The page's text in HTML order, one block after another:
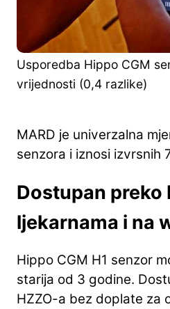
Usporedba Hippo CGM
vrijednosti (0,4 razlike)
MARD je univerzalna
senzora i iznosi izvrsnih
Dostupan preko
ljekarnama i na
Hippo CGM H1 senzor
starija od 3 godine.
HZZO-a bez doplate za